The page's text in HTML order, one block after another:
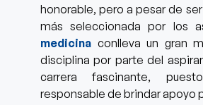
honorable, pero a pesar de
más seleccionada por los
medicina conlleva un gran
disciplina por parte del
carrera fascinante,
responsable de brindar apoyo